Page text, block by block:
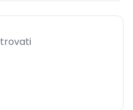
trovati